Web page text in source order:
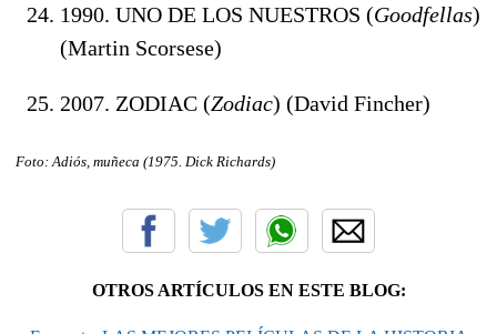
1990. UNO DE LOS NUESTROS (Goodfellas)
(Martin Scorsese)
2007. ZODIAC (Zodiac) (David Fincher)
Foto: Adiós, muñeca (1975. Dick Richards)
OTROS ARTÍCULOS EN ESTE BLOG: